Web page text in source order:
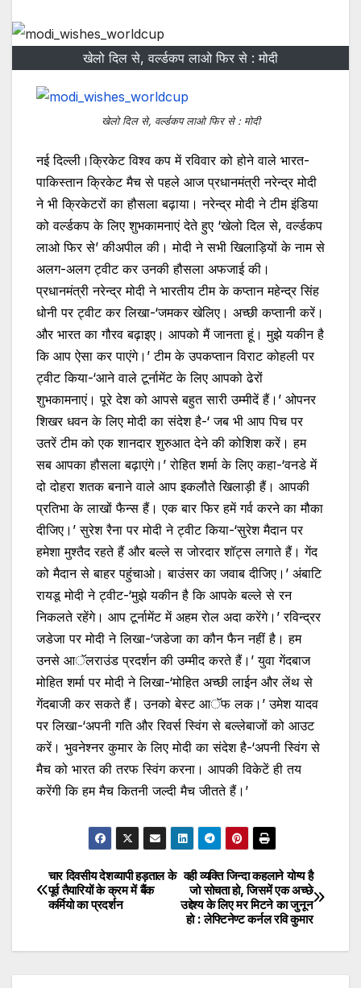
खेलो दिल से, वर्ल्डकप लाओ फिर से : मोदी
खेलो दिल से, वर्ल्डकप लाओ फिर से : मोदी
नई दिल्ली।क्रिकेट विश्व कप में रविवार को होने वाले भारत-
पाकिस्तान क्रिकेट मैच से पहले आज प्रधानमंत्री नरेन्द्र मोदी
ने भी क्रिकेटरों का हौसला बढ़ाया। नरेन्द्र मोदी ने टीम इंडिया
को वर्ल्डकप के लिए शुभकामनाएं देते हुए ‘खेलो दिल से, वर्ल्डकप
लाओ फिर से’ कीअपील की। मोदी ने सभी खिलाड़ियों के नाम से
अलग-अलग ट्वीट कर उनकी हौसला अफजाई की।
प्रधानमंत्री नरेन्द्र मोदी ने भारतीय टीम के कप्तान महेन्द्र सिंह
धोनी पर ट्वीट कर लिखा-‘जमकर खेलिए। अच्छी कप्तानी करें।
और भारत का गौरव बढ़ाइए। आपको मैं जानता हूं। मुझे यकीन है
कि आप ऐसा कर पाएंगे।’ टीम के उपकप्तान विराट कोहली पर
ट्वीट किया-‘आने वाले टूर्नामेंट के लिए आपको ढेरों
शुभकामनाएं। पूरे देश को आपसे बहुत सारी उम्मीदें हैं।’ ओपनर
शिखर धवन के लिए मोदी का संदेश है-‘ जब भी आप पिच पर
उतरें टीम को एक शानदार शुरुआत देने की कोशिश करें। हम
सब आपका हौसला बढ़ाएंगे।’ रोहित शर्मा के लिए कहा-‘वनडे में
दो दोहरा शतक बनाने वाले आप इकलौते खिलाड़ी हैं। आपकी
प्रतिभा के लाखों फैन्स हैं। एक बार फिर हमें गर्व करने का मौका
दीजिए।’ सुरेश रैना पर मोदी ने ट्वीट किया-‘सुरेश मैदान पर
हमेशा मुश्तैद रहते हैं और बल्ले स जोरदार शॉट्स लगाते हैं। गेंद
को मैदान से बाहर पहुंचाओ। बाउंसर का जवाब दीजिए।’ अंबाटि
रायडू मोदी ने ट्वीट-‘मुझे यकीन है कि आपके बल्ले से रन
निकलते रहेंगे। आप टूर्नामेंट में अहम रोल अदा करेंगे।’ रविन्द्रर
जडेजा पर मोदी ने लिखा-‘जडेजा का कौन फैन नहीं है। हम
उनसे आॅलराउंड प्रदर्शन की उम्मीद करते हैं।’ युवा गेंदबाज
मोहित शर्मा पर मोदी ने लिखा-‘मोहित अच्छी लाईन और लेंथ से
गेंदबाजी कर सकते हैं। उनको बेस्ट आॅफ लक।’ उमेश यादव
पर लिखा-‘अपनी गति और रिवर्स स्विंग से बल्लेबाजों को आउट
करें। भुवनेश्नर कुमार के लिए मोदी का संदेश है-‘अपनी स्विंग से
मैच को भारत की तरफ स्विंग करना। आपकी विकेटें ही तय
करेंगी कि हम मैच कितनी जल्दी मैच जीतते हैं।’
Post
navigation
वही व्यक्ति जिन्दा कहलाने योग्य है
जो सोचता हो, जिसमें एक अच्छे
उद्देश्य के लिए मर मिटने का जुनून
हो : लेफ्टिनेण्ट कर्नल रवि कुमार
चार दिवसीय देशव्यापी हड़ताल के
पूर्व तैयारियों के क्रम में बैंक
कर्मियो का प्रदर्शन